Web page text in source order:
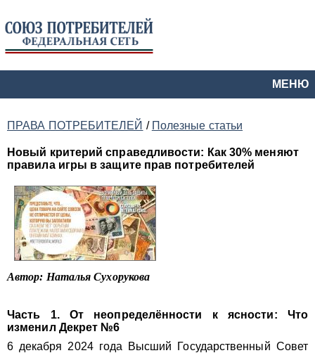
МЕНЮ
ПРАВА ПОТРЕБИТЕЛЕЙ / Полезные статьи
Новый критерий справедливости: Как 30% меняют
правила игры в защите прав потребителей
Автор: Наталья Сухорукова
Часть 1. От неопределённости к ясности: Что
изменил Декрет №6
6 декабря 2024 года Высший Государственный Совет